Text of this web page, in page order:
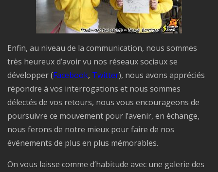
Enfin, au niveau de la communication, nous sommes
très heureux d’avoir vu nos réseaux sociaux se
développer (Facebook, Twitter), nous avons appréciés
répondre à vos interrogations et nous sommes
délectés de vos retours, nous vous encourageons de
poursuivre ce mouvement pour l’avenir, en échange,
nous ferons de notre mieux pour faire de nos
événements de plus en plus mémorables.
On vous laisse comme d’habitude avec une galerie des